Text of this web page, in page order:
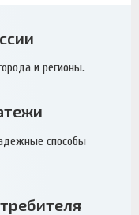
и регионы.
способы